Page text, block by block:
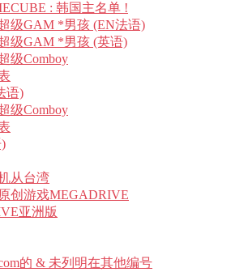
: 韩国主名单 !
级GAM *男孩 (EN法语)
级GAM *男孩 (英语)
级Comboy
语)
级Comboy
从台湾
创游戏MEGADRIVE
亚洲版
的 & 未列明在其他编号